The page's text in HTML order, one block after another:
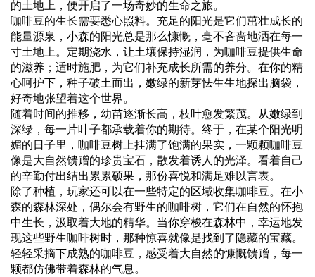
的土地上，便开启了一场奇妙的生命之旅。
咖啡豆的生长需要悉心照料。充足的阳光是它们茁壮成长的
能量源泉，小森的阳光总是那么慷慨，毫不吝啬地洒在每一
寸土地上。定期浇水，让土壤保持湿润，为咖啡豆提供生命
的滋养；适时施肥，为它们补充成长所需的养分。在你的精
心呵护下，种子破土而出，嫩绿的新芽怯生生地探出脑袋，
好奇地张望着这个世界。
随着时间的推移，幼苗逐渐长高，枝叶愈发繁茂。从嫩绿到
深绿，每一片叶子都承载着你的期待。终于，在某个阳光明
媚的日子里，咖啡豆树上挂满了饱满的果实，一颗颗咖啡豆
像是大自然馈赠的珍贵宝石，散发着诱人的光泽。看着自己
的辛勤付出结出累累硕果，那份喜悦和满足难以言表。
除了种植，玩家还可以在一些特定的区域收集咖啡豆。在小
森的森林深处，偶尔会有野生的咖啡树，它们在自然的怀抱
中生长，汲取着大地的精华。当你穿梭在森林中，幸运地发
现这些野生咖啡树时，那种惊喜就像是找到了隐藏的宝藏。
轻轻采摘下成熟的咖啡豆，感受着大自然的慷慨馈赠，每一
颗都仿佛带着森林的气息。